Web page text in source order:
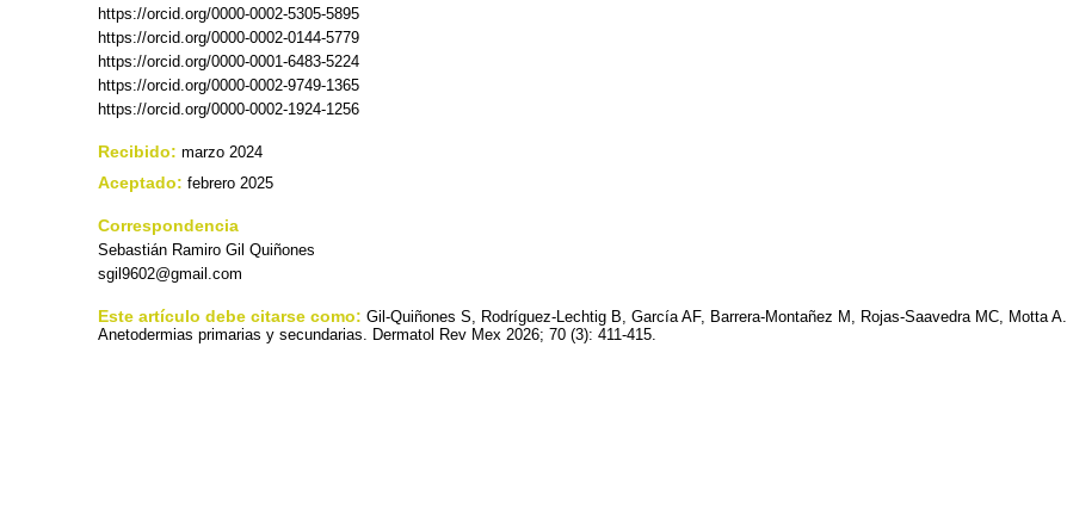
https://orcid.org/0000-0002-5305-5895
https://orcid.org/0000-0002-0144-5779
https://orcid.org/0000-0001-6483-5224
https://orcid.org/0000-0002-9749-1365
https://orcid.org/0000-0002-1924-1256
Recibido: marzo 2024
Aceptado: febrero 2025
Correspondencia
Sebastián Ramiro Gil Quiñones
sgil9602@gmail.com
Este artículo debe citarse como: Gil-Quiñones S, Rodríguez-Lechtig B, García AF, Barrera-Montañez M, Rojas-Saavedra MC, Motta A.
Anetodermias primarias y secundarias. Dermatol Rev Mex 2026; 70 (3): 411-415.